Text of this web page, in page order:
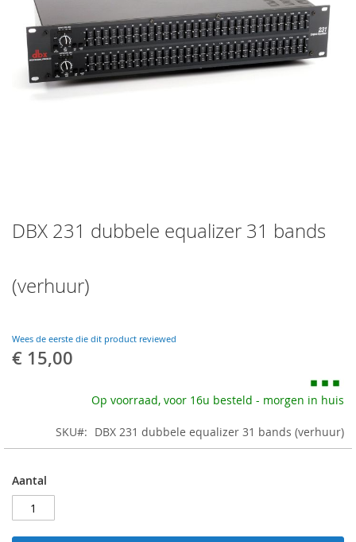
DBX 231 dubbele equalizer 31 bands
(verhuur)
Wees de eerste die dit product reviewed
€ 15,00
Op voorraad, voor 16u besteld - morgen in huis
SKU DBX 231 dubbele equalizer 31 bands (verhuur)
Aantal
to
the
the